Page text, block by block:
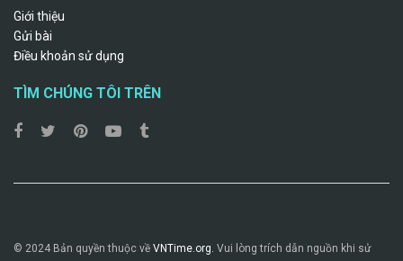
Giới thiệu
Gửi bài
Điều khoản sử dụng
TÌM CHÚNG TÔI TRÊN
© 2024 Bản quyền thuộc về VNTime.org. Vui lòng trích dẫn nguồn khi sử